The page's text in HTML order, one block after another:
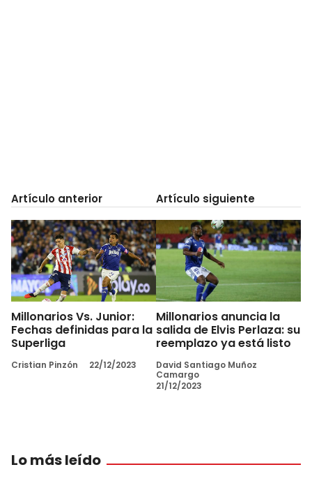
Artículo anterior
Millonarios Vs. Junior:
Fechas definidas para la
Superliga
Cristian Pinzón 22/12/2023
Artículo siguiente
Millonarios anuncia la
salida de Elvis Perlaza: su
reemplazo ya está listo
David Santiago Muñoz
Camargo
21/12/2023
Lo más leído